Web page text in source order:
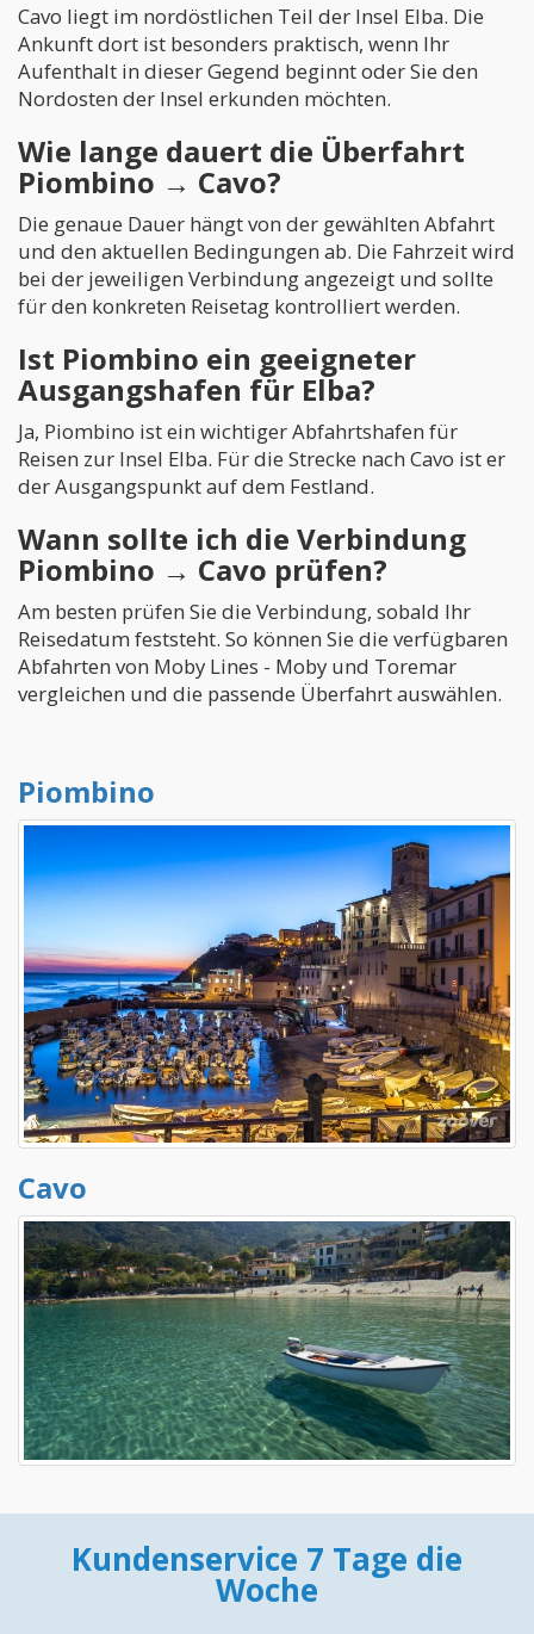
Cavo liegt im nordöstlichen Teil der Insel Elba. Die
Ankunft dort ist besonders praktisch, wenn Ihr
Aufenthalt in dieser Gegend beginnt oder Sie den
Nordosten der Insel erkunden möchten.
Wie lange dauert die Überfahrt
Piombino → Cavo?
Die genaue Dauer hängt von der gewählten Abfahrt
und den aktuellen Bedingungen ab. Die Fahrzeit wird
bei der jeweiligen Verbindung angezeigt und sollte
für den konkreten Reisetag kontrolliert werden.
Ist Piombino ein geeigneter
Ausgangshafen für Elba?
Ja, Piombino ist ein wichtiger Abfahrtshafen für
Reisen zur Insel Elba. Für die Strecke nach Cavo ist er
der Ausgangspunkt auf dem Festland.
Wann sollte ich die Verbindung
Piombino → Cavo prüfen?
Am besten prüfen Sie die Verbindung, sobald Ihr
Reisedatum feststeht. So können Sie die verfügbaren
Abfahrten von Moby Lines - Moby und Toremar
vergleichen und die passende Überfahrt auswählen.
Piombino
Cavo
Kundenservice 7 Tage die
Woche